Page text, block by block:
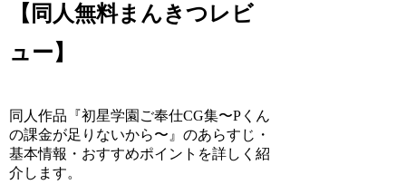
【同人無料まんきつレビ
ュー】
同人作品『初星学園ご奉仕CG集〜Pくん
の課金が足りないから〜』のあらすじ・
基本情報・おすすめポイントを詳しく紹
介します。